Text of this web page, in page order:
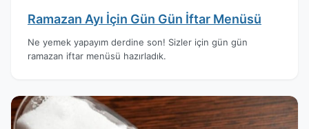
Ramazan Ayı İçin Gün Gün İftar Menüsü
Ne yemek yapayım derdine son! Sizler için gün gün
ramazan iftar menüsü hazırladık.